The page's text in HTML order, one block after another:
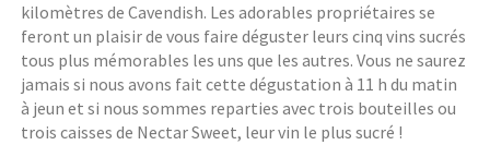
kilomètres de Cavendish. Les adorables propriétaires se
feront un plaisir de vous faire déguster leurs cinq vins sucrés
tous plus mémorables les uns que les autres. Vous ne saurez
jamais si nous avons fait cette dégustation à 11 h du matin
à jeun et si nous sommes reparties avec trois bouteilles ou
trois caisses de Nectar Sweet, leur vin le plus sucré !